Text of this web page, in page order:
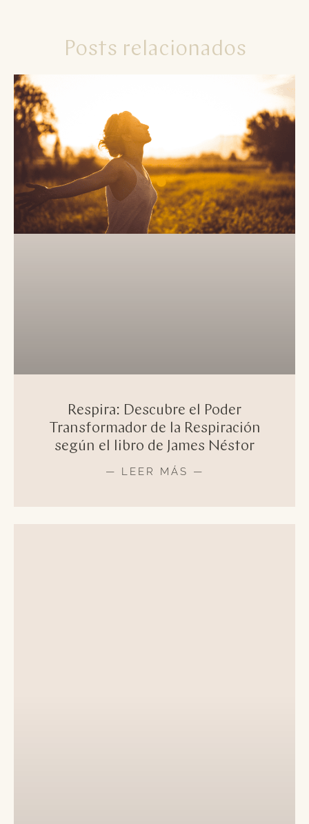
Posts relacionados
Respira: Descubre el Poder
Transformador de la Respiración
según el libro de James Néstor
— LEER MÁS —